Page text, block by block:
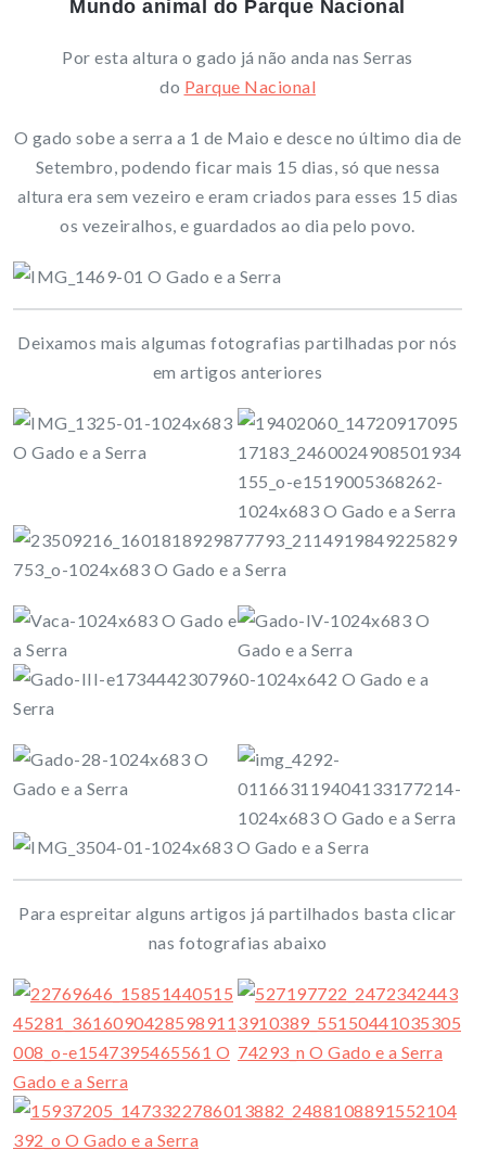
Mundo animal do Parque Nacional
Por esta altura o gado já não anda nas Serras
do Parque Nacional
O gado sobe a serra a 1 de Maio e desce no último dia de
Setembro, podendo ficar mais 15 dias, só que nessa
altura era sem vezeiro e eram criados para esses 15 dias
os vezeiralhos, e guardados ao dia pelo povo.
Deixamos mais algumas fotografias partilhadas por nós
em artigos anteriores
Para espreitar alguns artigos já partilhados basta clicar
nas fotografias abaixo